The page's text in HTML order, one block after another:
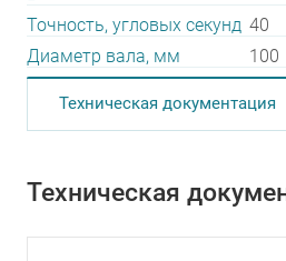
Точность, угловых секунд 40
Диаметр вала, мм
100
Техническая документация
Техническая